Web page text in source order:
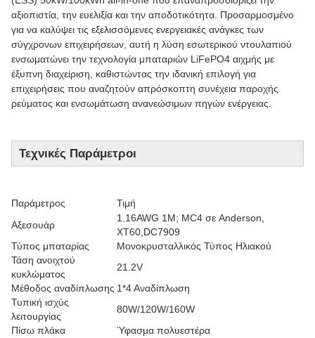
αξιοπιστία, την ευελιξία και την αποδοτικότητα. Προσαρμοσμένο
για να καλύψει τις εξελισσόμενες ενεργειακές ανάγκες των
σύγχρονων επιχειρήσεων, αυτή η λύση εσωτερικού ντουλαπιού
ενσωματώνει την τεχνολογία μπαταριών LiFePO4 αιχμής με
έξυπνη διαχείριση, καθιστώντας την ιδανική επιλογή για
επιχειρήσεις που αναζητούν απρόσκοπτη συνέχεια παροχής
ρεύματος και ενσωμάτωση ανανεώσιμων πηγών ενέργειας.
Τεχνικές Παράμετροι
Παράμετρος
Τιμή
Αξεσουάρ
1.16AWG 1M; MC4 σε Anderson,
XT60,DC7909
Τύπος μπαταρίας
Μονοκρυσταλλικός Τύπος Ηλιακού
Τάση ανοιχτού
κυκλώματος
21.2V
Μέθοδος αναδίπλωσης 1*4 Αναδίπλωση
Τυπική ισχύς
λειτουργίας
80W/120W/160W
Πίσω πλάκα
Ύφασμα πολυεστέρα